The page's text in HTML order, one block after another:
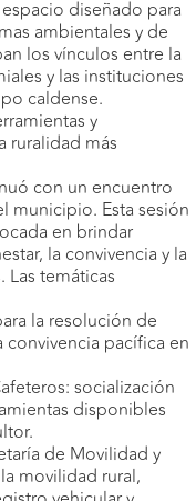
diseñado para
ambientales y de
los vínculos entre la
y las instituciones
caldense.
y
ruralidad más
con un encuentro
municipio. Esta sesión
en brindar
la convivencia y la
temáticas
la resolución de
pacífica en
socialización
disponibles
de Movilidad y
movilidad rural,